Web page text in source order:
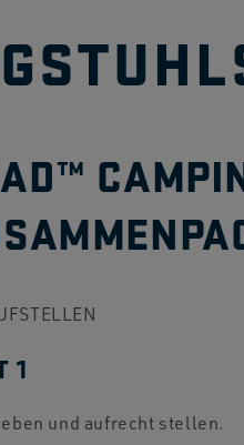
1
und aufrecht stellen.